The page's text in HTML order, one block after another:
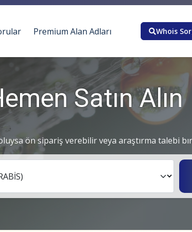
Premium Alan Adları Whois
Satın Alın
ön sipariş verebilir veya araştırma talebi